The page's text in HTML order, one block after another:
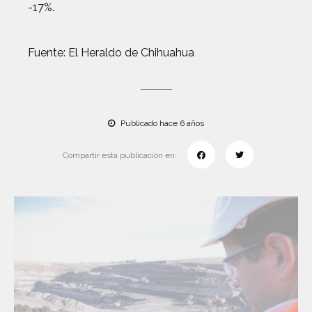
-17%.
Fuente: El Heraldo de Chihuahua
Publicado hace 6 años
Compartir esta publicación en: